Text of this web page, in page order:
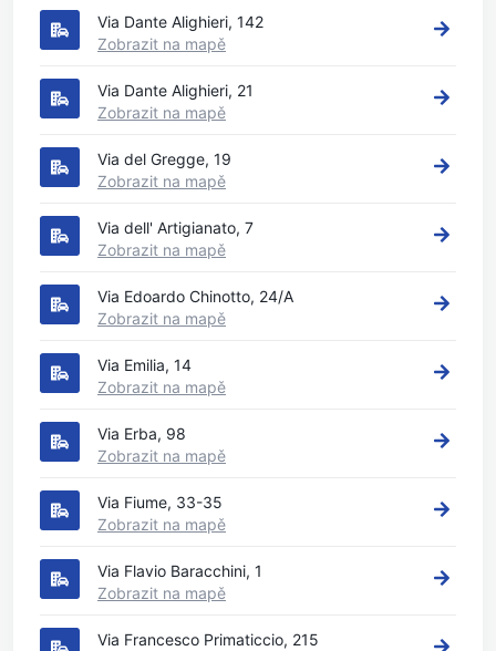
Via Dante Alighieri, 142
Zobrazit na mapě
Via Dante Alighieri, 21
Zobrazit na mapě
Via del Gregge, 19
Zobrazit na mapě
Via dell' Artigianato, 7
Zobrazit na mapě
Via Edoardo Chinotto, 24/A
Zobrazit na mapě
Via Emilia, 14
Zobrazit na mapě
Via Erba, 98
Zobrazit na mapě
Via Fiume, 33-35
Zobrazit na mapě
Via Flavio Baracchini, 1
Zobrazit na mapě
Via Francesco Primaticcio, 215